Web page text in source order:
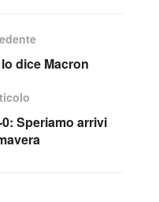
dice Macron
Speriamo arrivi